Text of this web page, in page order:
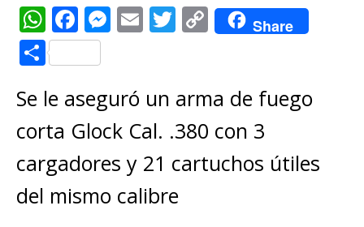
W
h
at
s
A
p
p
F
a
c
e
b
o
o
k
M
e
n
g
e
r
E
l
T
te
r
C
o
y
Li
n
k
Share
C
m
p
ar
ti
r
Se le aseguró un arma de fuego
corta Glock Cal. .380 con 3
cargadores y 21 cartuchos útiles
del mismo calibre